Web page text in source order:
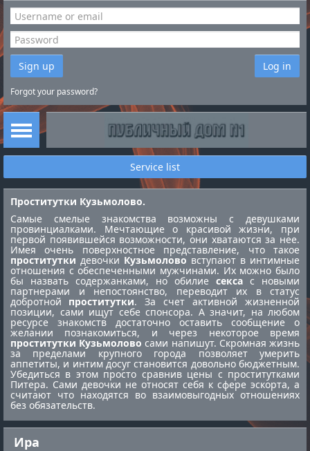
Sign up Log in
Forgot your password?
Service list
Ира
Проститутки Кузьмолово.
Самые смелые знакомства возможны с девушками
провинциалками. Мечтающие о красивой жизни, при
первой появившейся возможности, они хватаются за нее.
Имея очень поверхностное представление, что такое
проститутки девочки Кузьмолово вступают в интимные
отношения с обеспеченными мужчинами. Их можно было
бы назвать содержанками, но обилие секса с новыми
партнерами и непостоянство, переводит их в статус
добротной проститутки. За счет активной жизненной
позиции, сами ищут себе спонсора. А значит, на любом
ресурсе знакомств достаточно оставить сообщение о
желании познакомиться, и через некоторое время
проститутки Кузьмолово сами напишут. Скромная жизнь
за пределами крупного города позволяет умерить
аппетиты, и интим досуг становится довольно бюджетным.
Убедиться в этом просто сравнив цены с проститутками
Питера. Сами девочки не относят себя к сфере эскорта, а
считают что находятся во взаимовыгодных отношениях
без обязательств.